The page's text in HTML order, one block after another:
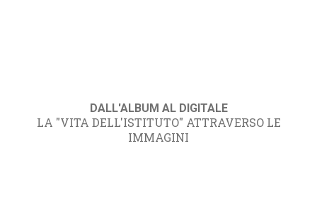
DALL'ALBUM AL DIGITALE
LA "VITA DELL'ISTITUTO" ATTRAVERSO LE
IMMAGINI